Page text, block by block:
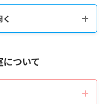
ついて